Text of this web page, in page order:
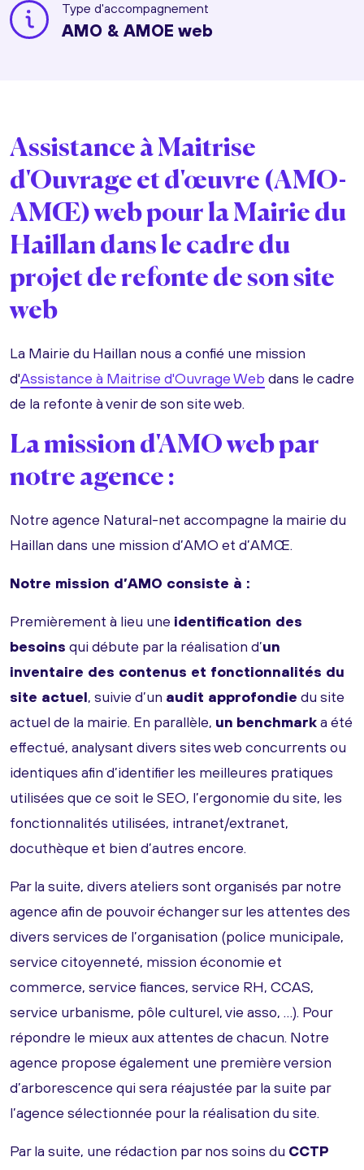
Type d'accompagnement
AMO & AMOE web
Assistance à Maitrise
d'Ouvrage et d'œuvre (AMO-
AMŒ) web pour la Mairie du
Haillan dans le cadre du
projet de refonte de son site
web
La Mairie du Haillan nous a confié une mission
d'Assistance à Maitrise d'Ouvrage Web dans le cadre
de la refonte à venir de son site web.
La mission d'AMO web par
notre agence :
Notre agence Natural-net accompagne la mairie du
Haillan dans une mission d’AMO et d’AMŒ.
Notre mission d’AMO consiste à :
Premièrement à lieu une identification des
besoins qui débute par la réalisation d’un
inventaire des contenus et fonctionnalités du
site actuel, suivie d’un audit approfondie du site
actuel de la mairie. En parallèle, un benchmarka été
effectué, analysant divers sites web concurrents ou
identiques afin d’identifier les meilleures pratiques
utilisées que ce soit le SEO, l’ergonomie du site, les
fonctionnalités utilisées, intranet/extranet,
docuthèque et bien d’autres encore.
Par la suite, divers ateliers sont organisés par notre
agence afin de pouvoir échanger sur les attentes des
divers services de l’organisation (police municipale,
service citoyenneté, mission économie et
commerce, service fiances, service RH, CCAS,
service urbanisme, pôle culturel, vie asso, …). Pour
répondre le mieux aux attentes de chacun. Notre
agence propose également une première version
d’arborescence qui sera réajustée par la suite par
l’agence sélectionnée pour la réalisation du site.
Par la suite, une rédaction par nos soins du CCTP